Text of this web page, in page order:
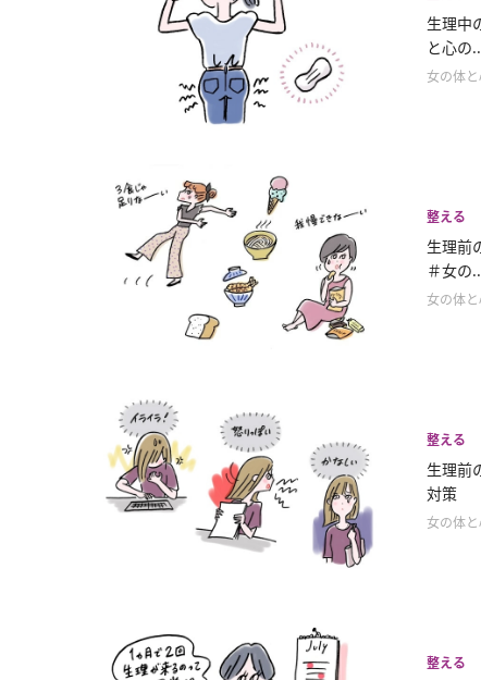
生理中
と心の
女の体
整える
生理前
＃女の
女の体
整える
生理前
対策
女の体
整える